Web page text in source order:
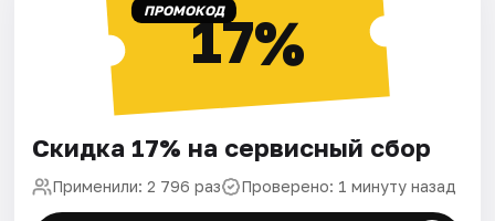
ПРОМОКОД17%
Скидка 17% на сервисный сбор
Применили: 2 796 раз Проверено: 1 минуту назад